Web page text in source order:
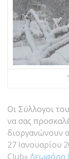
Οι Σύλλογοι
να σας
διοργανώνουν
27 Ιανουαρίου
Club» Λεωφόρο